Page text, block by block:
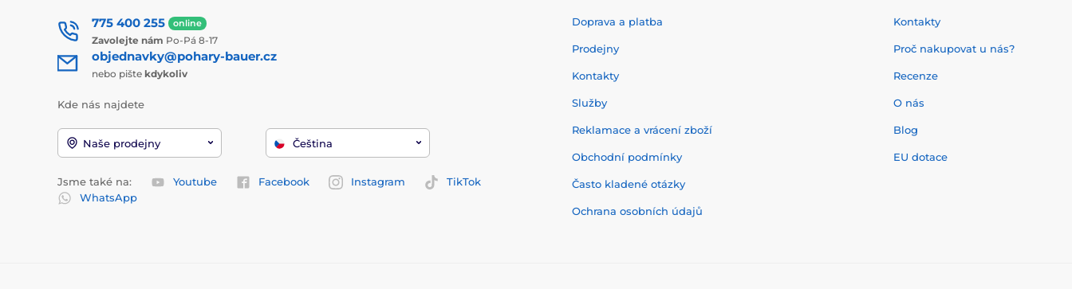
775 400 255 online
Zavolejte nám Po-Pá 8-17
objednavky@pohary-bauer.cz
nebo pište kdykoliv
Kde nás najdete
Naše prodejny Čeština
Jsme také na: Youtube Facebook Instagram
TikTok
WhatsApp
Doprava a platba
Prodejny
Kontakty
Služby
Reklamace a vrácení zboží
Obchodní podmínky
Často kladené otázky
Ochrana osobních údajů
Kontakty
Proč nakupovat u nás?
Recenze
O nás
Blog
EU dotace